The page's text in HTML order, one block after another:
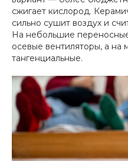
сжигает кислород.
сильно сушит воздух и
На небольшие
осевые вентиляторы, а
тангенциальные.